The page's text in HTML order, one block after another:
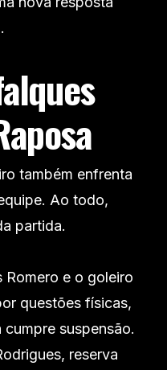
também enfrenta
Ao todo,
partida.
Romero e o goleiro
questões físicas,
suspensão.
reserva